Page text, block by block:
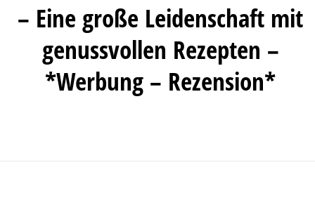
– Eine große Leidenschaft mit
genussvollen Rezepten –
*Werbung – Rezension*